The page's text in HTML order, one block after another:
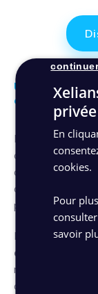
Une solution
La solution est
consultation
celles issues
centres
physiques.
Le projet a
de sécurité
robustesse de
aux exigences
privée
En
cookies.
Pour
savoir